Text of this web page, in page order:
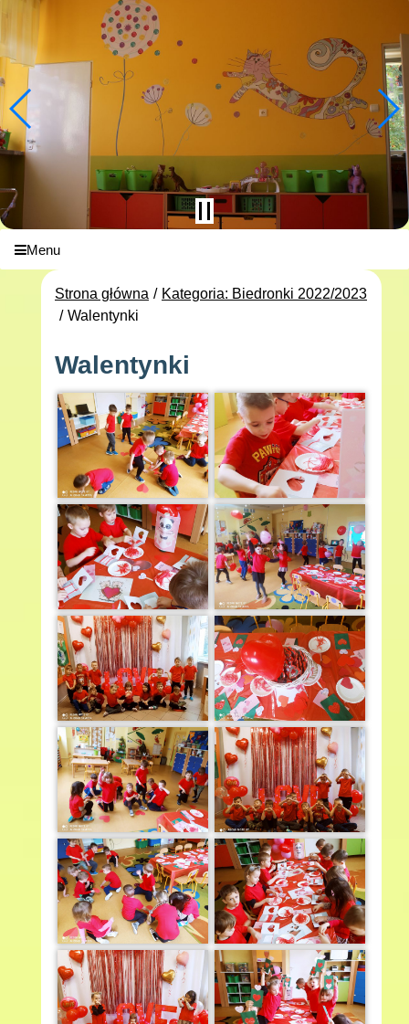
Menu
Strona główna
Kategoria: Biedronki 2022/2023
Walentynki
Walentynki